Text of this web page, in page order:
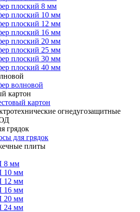
плоский 8 мм
плоский 10 мм
плоский 12 мм
плоский 16 мм
плоский 20 мм
плоский 25 мм
плоский 30 мм
плоский 40 мм
волновой
картон
картон
огнедугозащитные
грядок
для грядок
плиты
8 мм
10 мм
12 мм
16 мм
20 мм
24 мм